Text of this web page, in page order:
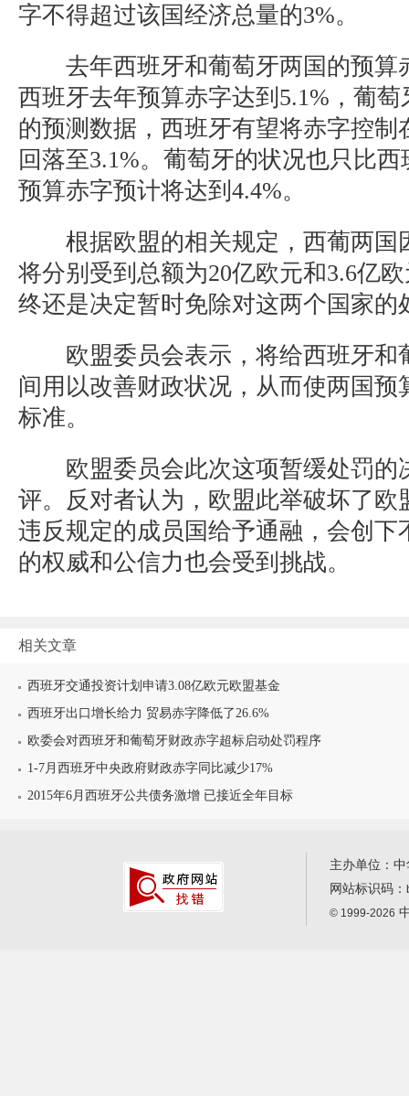
字不得超过该国经济总量的3%。
去年西班牙和葡萄牙两国的预算
西班牙去年预算赤字达到5.1%，葡
的预测数据，西班牙有望将赤字控制
回落至3.1%。葡萄牙的状况也只比
预算赤字预计将达到4.4%。
根据欧盟的相关规定，西葡两国
将分别受到总额为20亿欧元和3.6亿
终还是决定暂时免除对这两个国家的
欧盟委员会表示，将给西班牙和
间用以改善财政状况，从而使两国预
标准。
欧盟委员会此次这项暂缓处罚的
评。反对者认为，欧盟此举破坏了欧
违反规定的成员国给予通融，会创下
的权威和公信力也会受到挑战。
相关文章
西班牙交通投资计划申请3.08亿欧元欧盟基金
西班牙出口增长给力 贸易赤字降低了26.6%
欧委会对西班牙和葡萄牙财政赤字超标启动处罚程序
1-7月西班牙中央政府财政赤字同比减少17%
2015年6月西班牙公共债务激增 已接近全年目标
主办单位：
网站标识码：
© 1999-2026